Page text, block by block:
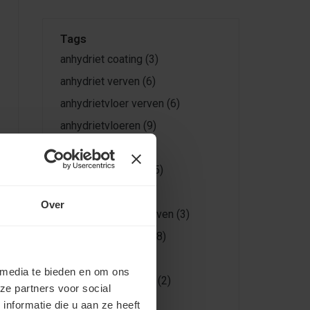
Over
te bieden en om ons
partners voor social
die u aan ze heeft
Tags
anhydriet coating (3)
anhydriet verven (6)
anhydrietvloer verven (6)
anhydrietvloeren (9)
betonlook(6)
betonvloer verven
(5)
cementdekvloer verven (3)
(8)
(2)
epoxy vloerverf(3)